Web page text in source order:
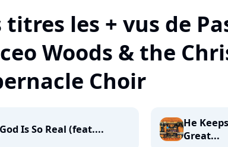
titres les + vus de
Woods & the
Choir
God Is So Real (feat....
He
Great...